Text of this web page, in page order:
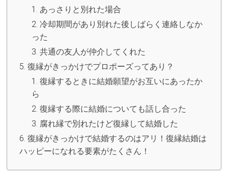
あっさりと別れた場合
冷却期間があり別れた後しばらく連絡しなか
った
共通の友人が仲介してくれた
復縁がきっかけでプロポーズってあり？
復縁するときに結婚願望がお互いにあったか
ら
復縁する際に結婚についても話し合った
腐れ縁で別れたけど復縁して結婚した
復縁がきっかけで結婚するのはアリ！復縁結婚は
ハッピーになれる要素がたくさん！